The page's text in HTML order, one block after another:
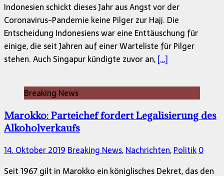
Indonesien schickt dieses Jahr aus Angst vor der
Coronavirus-Pandemie keine Pilger zur Hajj. Die
Entscheidung Indonesiens war eine Enttäuschung für
einige, die seit Jahren auf einer Warteliste für Pilger
stehen. Auch Singapur kündigte zuvor an,[…]
Breaking News
Marokko: Parteichef fordert Legalisierung des
Alkoholverkaufs
14. Oktober 2019 Breaking News,Nachrichten,Politik0
Seit 1967 gilt in Marokko ein königlisches Dekret, das den